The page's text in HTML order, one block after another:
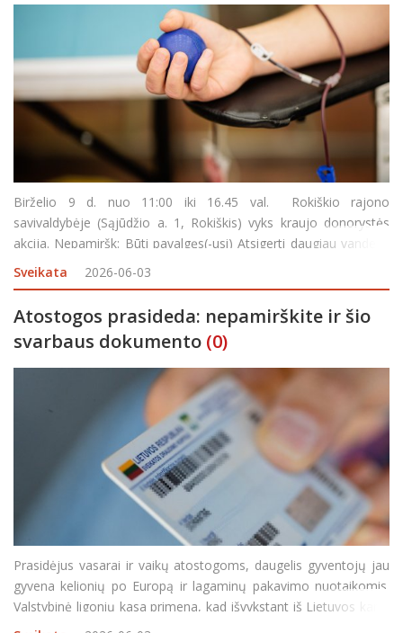
Birželio 9 d. nuo 11:00 iki 16.45 val. Rokiškio rajono
savivaldybėje (Sąjūdžio a. 1, Rokiškis) vyks kraujo donorystės
akcija. Nepamiršk: Būti pavalgęs(-usi) Atsigerti daugiau vandens
Turėti asmens dokumentą Pietų pertrauka – 13:45–14:1
Sveikata 2026-06-03
Atostogos prasideda: nepamirškite ir šio
svarbaus dokumento (0)
Prasidėjus vasarai ir vaikų atostogoms, daugelis gyventojų jau
gyvena kelionių po Europą ir lagaminų pakavimo nuotaikomis.
Valstybinė ligonių kasa primena, kad išvykstant iš Lietuvos kartu
su pasu ar asmens tapatybės kortele būtina pasiimti dar vieną